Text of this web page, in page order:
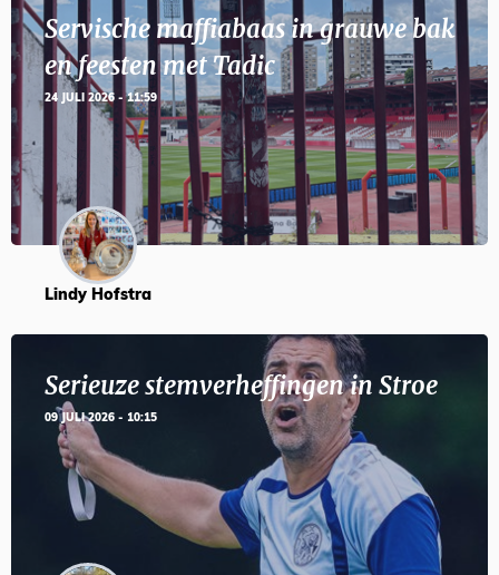
Servische maffiabaas in grauwe bak
en feesten met Tadic
24 JULI 2026 - 11:59
Lindy Hofstra
Serieuze stemverheffingen in Stroe
09 JULI 2026 - 10:15